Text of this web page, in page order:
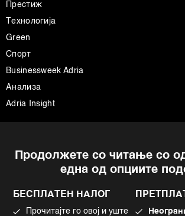
Продолжете со читање со
една од опциите
БЕСПЛАТЕН НАЛОГ
Прочитајте го овој и уште
Престиж
Технологија
Green
Спорт
Businessweek Adria
Анализа
Adria Insight
Импресум
Политика на приватност
Политика за колачиња
Facebook
Instagram
Twitter